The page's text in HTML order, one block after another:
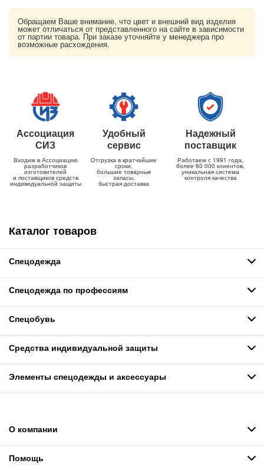
Обращаем Ваше внимание, что цвет и внешний вид изделия
может отличаться от представленного на сайте в зависимости
от партии товара. При заказе уточняйте у менеджера про
возможные расхождения.
Ассоциация
СИЗ
Входим в Ассоциацию
разработчиков
изготовителей
и поставщиков средств
индивидуальной защиты
Удобный
сервис
Отгрузка в кратчайшие
сроки,
большие товарные
запасы,
быстрая доставка
Надежный
поставщик
Работаем с 1991 года,
более 60 000 клиентов,
уникальная система
контроля качества
Каталог товаров
Спецодежда
Спецодежда по профессиям
Спецобувь
Средства индивидуальной защиты
Элементы спецодежды и аксессуары
О компании
Помощь